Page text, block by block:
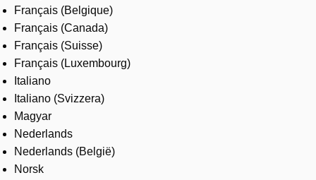
Français (Belgique)
Français (Canada)
Français (Suisse)
Français (Luxembourg)
Italiano
Italiano (Svizzera)
Magyar
Nederlands
Nederlands (België)
Norsk